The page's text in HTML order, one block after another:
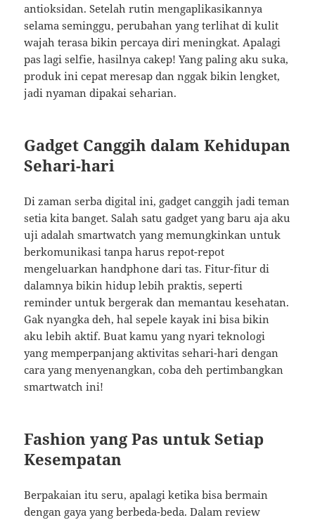
antioksidan. Setelah rutin mengaplikasikannya
selama seminggu, perubahan yang terlihat di kulit
wajah terasa bikin percaya diri meningkat. Apalagi
pas lagi selfie, hasilnya cakep! Yang paling aku suka,
produk ini cepat meresap dan nggak bikin lengket,
jadi nyaman dipakai seharian.
Gadget Canggih dalam Kehidupan
Sehari-hari
Di zaman serba digital ini, gadget canggih jadi teman
setia kita banget. Salah satu gadget yang baru aja aku
uji adalah smartwatch yang memungkinkan untuk
berkomunikasi tanpa harus repot-repot
mengeluarkan handphone dari tas. Fitur-fitur di
dalamnya bikin hidup lebih praktis, seperti
reminder untuk bergerak dan memantau kesehatan.
Gak nyangka deh, hal sepele kayak ini bisa bikin
aku lebih aktif. Buat kamu yang nyari teknologi
yang memperpanjang aktivitas sehari-hari dengan
cara yang menyenangkan, coba deh pertimbangkan
smartwatch ini!
Fashion yang Pas untuk Setiap
Kesempatan
Berpakaian itu seru, apalagi ketika bisa bermain
dengan gaya yang berbeda-beda. Dalam review